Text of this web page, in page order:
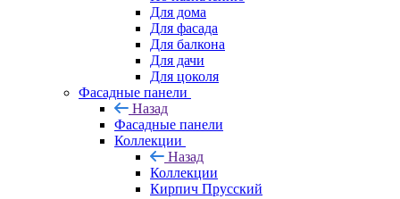
Для дома
Для фасада
Для балкона
Для дачи
Для цоколя
Фасадные панели
Назад
Фасадные панели
Коллекции
Назад
Коллекции
Кирпич Прусский